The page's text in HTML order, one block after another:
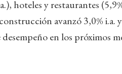
hoteles y restaurantes
avanzó 3,0% i.a.
en los próximos